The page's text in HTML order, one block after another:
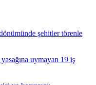
şehitler törenle
uymayan 19 iş